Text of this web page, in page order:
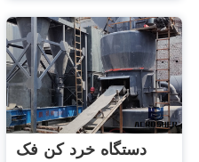
دستگاه خرد کن فک